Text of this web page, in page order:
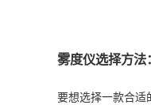
雾度仪选择方法：
要想选择一款合适